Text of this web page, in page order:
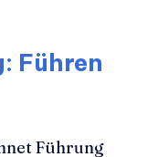
Führen
Führung